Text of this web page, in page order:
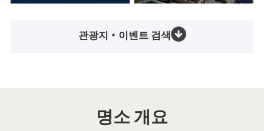
관광지・이벤트 검색
명소 개요